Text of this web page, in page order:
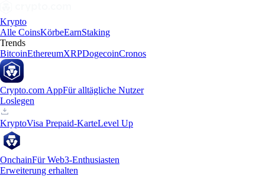
Krypto
Alle CoinsKörbeEarnStaking
Trends
BitcoinEthereumXRPDogecoinCronos
Crypto.com AppFür alltägliche Nutzer
Loslegen
KryptoVisa Prepaid-KarteLevel Up
OnchainFür Web3-Enthusiasten
Erweiterung erhalten